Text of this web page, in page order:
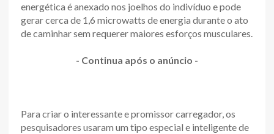
energética é anexado nos joelhos do indivíduo e pode
gerar cerca de 1,6 microwatts de energia durante o ato
de caminhar sem requerer maiores esforços musculares.
- Continua após o anúncio -
Para criar o interessante e promissor carregador, os
pesquisadores usaram um tipo especial e inteligente de